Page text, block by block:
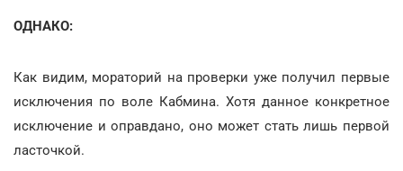
ОДНАКО:
Как видим, мораторий на проверки уже получил первые
исключения по воле Кабмина. Хотя данное конкретное
исключение и оправдано, оно может стать лишь первой
ласточкой.